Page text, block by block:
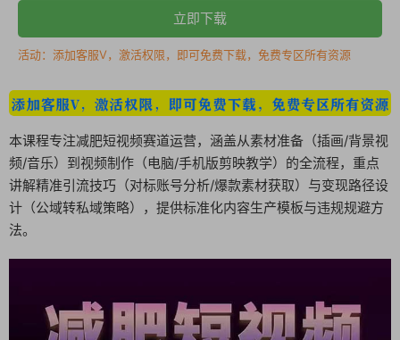
立即下载
活动：添加客服V，激活权限，即可免费下载，免费专区所有资源
本课程专注减肥短视频赛道运营，涵盖从素材准备（插画/背景视
频/音乐）到视频制作（电脑/手机版剪映教学）的全流程，重点
讲解精准引流技巧（对标账号分析/爆款素材获取）与变现路径设
计（公域转私域策略），提供标准化内容生产模板与违规规避方
法。